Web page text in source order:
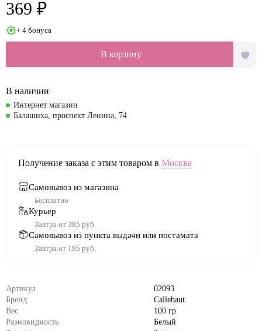
Артикул
02093
Бренд
Callebaut
Вес
100 гр
Разновидность
Белый
369 ₽
+ 4 бонуса
В корзину
В наличии
Интернет магазин
Балашиха, проспект Ленина, 74
Получение заказа с этим товаром в Москва
Самовывоз из магазина
Бесплатно
Курьер
Завтра от 385 руб.
Самовывоз из пункта выдачи или постамата
Завтра от 195 руб.